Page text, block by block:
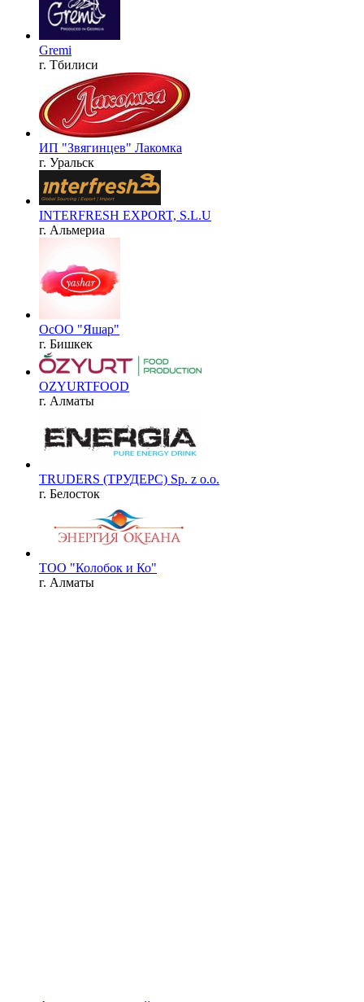
Gremi
г. Тбилиси
ИП "Звягинцев" Лакомка
г. Уральск
INTERFRESH EXPORT, S.L.U
г. Альмериа
ОсОО "Яшар"
г. Бишкек
OZYURTFOOD
г. Алматы
TRUDERS (ТРУДЕРС) Sp. z o.o.
г. Белосток
ТОО "Колобок и Ко"
г. Алматы